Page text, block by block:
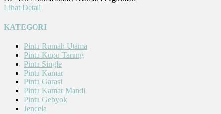
Lihat Detail
KATEGORI
Pintu Rumah Utama
Pintu Kupu Tarung
Pintu Single
Pintu Kamar
Pintu Garasi
Pintu Kamar Mandi
Pintu Gebyok
Jendela